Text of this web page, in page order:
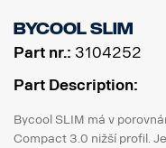
Bycool SLIM
Part nr.: 3104252
Part Description:
Bycool SLIM má v
Compact 3.0 nižší profil.